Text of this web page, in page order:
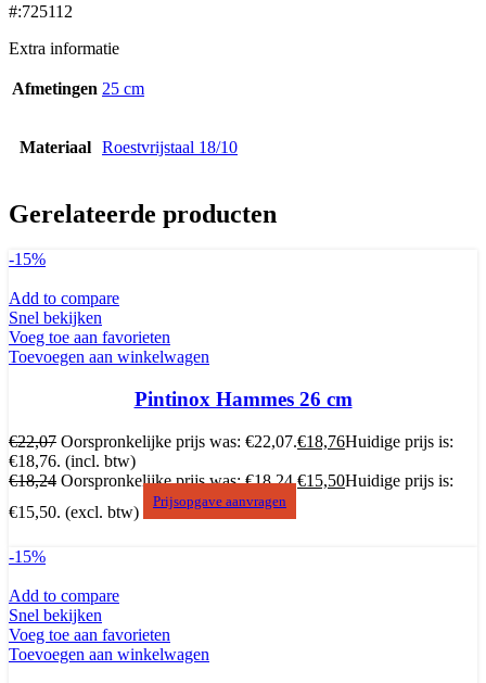
#:725112
Extra informatie
Afmetingen 25 cm
Materiaal Roestvrijstaal 18/10
Gerelateerde producten
-15%
Add to compare
Snel bekijken
Voeg toe aan favorieten
Toevoegen aan winkelwagen
Pintinox Hammes 26 cm
€22,07 Oorspronkelijke prijs was: €22,07.€18,76Huidige prijs is:
€18,76. (incl. btw)
€18,24 Oorspronkelijke prijs was: €18,24.€15,50Huidige prijs is:
€15,50. (excl. btw)
Prijsopgave aanvragen
-15%
Add to compare
Snel bekijken
Voeg toe aan favorieten
Toevoegen aan winkelwagen